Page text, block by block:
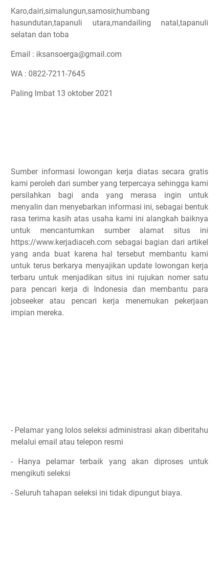
Karo,dairi,simalungun,samosir,humbang
hasundutan,tapanuli utara,mandailing natal,tapanuli
selatan dan toba
Email : iksansoerga@gmail.com
WA : 0822-7211-7645
Paling lmbat 13 oktober 2021
Sumber informasi lowongan kerja diatas secara gratis
kami peroleh dari sumber yang terpercaya sehingga kami
persilahkan bagi anda yang merasa ingin untuk
menyalin dan menyebarkan informasi ini, sebagai bentuk
rasa terima kasih atas usaha kami ini alangkah baiknya
untuk mencantumkan sumber alamat situs ini
https://www.kerjadiaceh.com sebagai bagian dari artikel
yang anda buat karena hal tersebut membantu kami
untuk terus berkarya menyajikan update lowongan kerja
terbaru untuk menjadikan situs ini rujukan nomer satu
para pencari kerja di Indonesia dan membantu para
jobseeker atau pencari kerja menemukan pekerjaan
impian mereka.
- Pelamar yang lolos seleksi administrasi akan diberitahu
melalui email atau telepon resmi
- Hanya pelamar terbaik yang akan diproses untuk
mengikuti seleksi
- Seluruh tahapan seleksi ini tidak dipungut biaya.